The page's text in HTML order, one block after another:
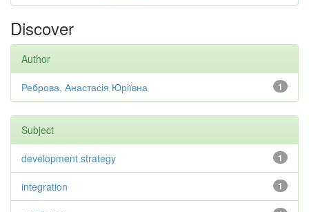
Discover
Author
1
Реброва, Анастасія Юріївна
Subject
1
development strategy
1
integration